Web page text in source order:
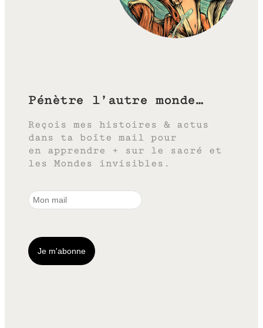
Pénètre l’autre monde…
Reçois mes histoires & actus
dans ta boîte mail pour
en apprendre + sur le sacré et
les Mondes invisibles.